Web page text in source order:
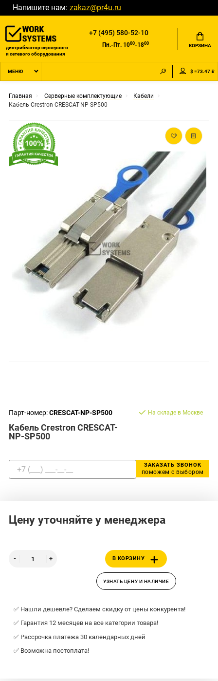
Напишите нам: zakaz@pr4u.ru
дистрибьютор серверного
и сетевого оборудования
+7 (495) 580-52-10
Пн.-Пт. 1000-1800 КОРЗИНА
МЕНЮ $ =73.47 ₽
Главная Серверные комплектующие
Кабели
Кабель Crestron CRESCAT-NP-SP500
Парт-номер:CRESCAT-NP-SP500
Кабель Crestron CRESCAT-
NP-SP500
На складе в Москве
ЗАКАЗАТЬ ЗВОНОК
поможем с выбором
Цену уточняйте у менеджера
В КОРЗИНУ
УЗНАТЬ ЦЕНУ И НАЛИЧИЕ
✅ Нашли дешевле? Сделаем скидку от цены конкурента!
✅ Гарантия 12 месяцев на все категории товара!
✅ Рассрочка платежа 30 календарных дней
✅ Возможна постоплата!